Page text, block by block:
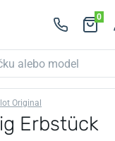
0
Original
Erbstück